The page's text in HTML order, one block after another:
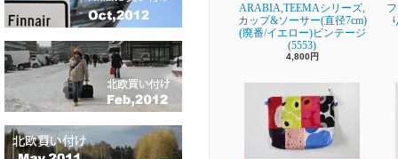
ARABIA,TEEMAシリーズ,
カップ&ソーサー(直径7cm)
(廃番/イエロー)ビンテージ
(5553)
4,800円